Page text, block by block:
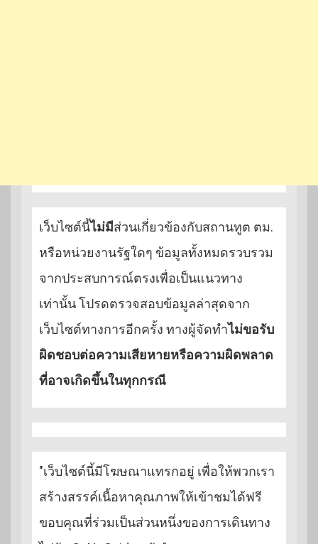
เว็บไซต์นี้ไม่มีส่วนเกี่ยวข้องกับสถานทูต ตม.
หรือหน่วยงานรัฐใดๆ ข้อมูลทั้งหมดรวบรวม
จากประสบการณ์ตรงเพื่อเป็นแนวทาง
เท่านั้น โปรดตรวจสอบข้อมูลล่าสุดจาก
เว็บไซต์ทางการอีกครั้ง ทางผู้จัดทำไม่ขอรับ
ผิดชอบต่อความเสียหายหรือความผิดพลาด
ที่อาจเกิดขึ้นในทุกกรณี
"เว็บไซต์นี้มีโฆษณาแทรกอยู่ เพื่อให้พวกเรา
สร้างสรรค์เนื้อหาคุณภาพให้เข้าชมได้ฟรี
ขอบคุณที่ร่วมเป็นส่วนหนึ่งของการเดินทาง